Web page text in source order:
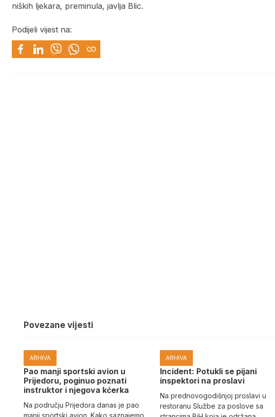
niških ljekara, preminula, javlja Blic.
Podijeli vijest na:
Povezane vijesti
ARHIVA
Pao manji sportski avion u
Prijedoru, poginuo poznati
instruktor i njegova kćerka
Na području Prijedora danas je pao
ARHIVA
Incident: Potukli se pijani
inspektori na proslavi
Na prednovogodišnjoj proslavi u
restoranu Službe za poslove sa